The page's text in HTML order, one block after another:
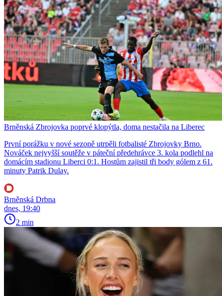
Brněnská Zbrojovka poprvé klopýtla, doma nestačila na Liberec
První porážku v nové sezoně utrpěli fotbalisté Zbrojovky Brno.
Nováček nejvyšší soutěže v páteční předehrávce 3. kola podlehl na
domácím stadionu Liberci 0:1. Hostům zajistil tři body gólem z 61.
minuty Patrik Dulay.
Brněnská Drbna
dnes, 19:40
2 min